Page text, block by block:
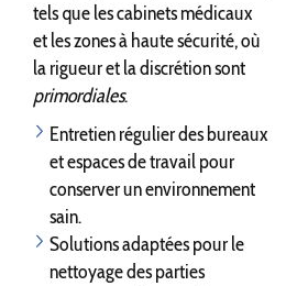
tels que les cabinets médicaux
et les zones à haute sécurité, où
la rigueur et la discrétion sont
primordiales.
Entretien régulier des bureaux
et espaces de travail pour
conserver un environnement
sain.
Solutions adaptées pour le
nettoyage des parties